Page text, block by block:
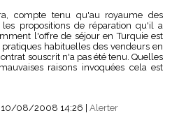
compte tenu qu'au royaume des
propositions de réparation qu'il a
l'offre de séjour en Turquie est
habituelles des vendeurs en
souscrit n'a pas été tenu. Quelles
raisons invoquées cela est
10/08/2008 14:26
Alerter